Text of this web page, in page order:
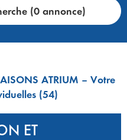
(0 annonce)
ATRIUM – Votre
(54)
ET